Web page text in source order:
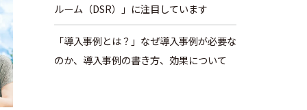
ルーム（DSR）」に注目しています
「導入事例とは？」なぜ導入事例が必要な
のか、導入事例の書き方、効果について